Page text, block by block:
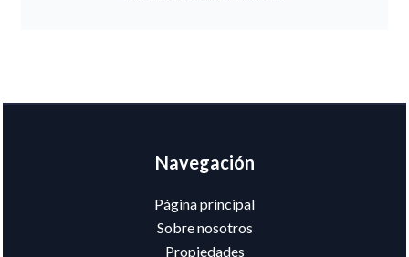
Navegación
Página principal
Sobre nosotros
Propiedades